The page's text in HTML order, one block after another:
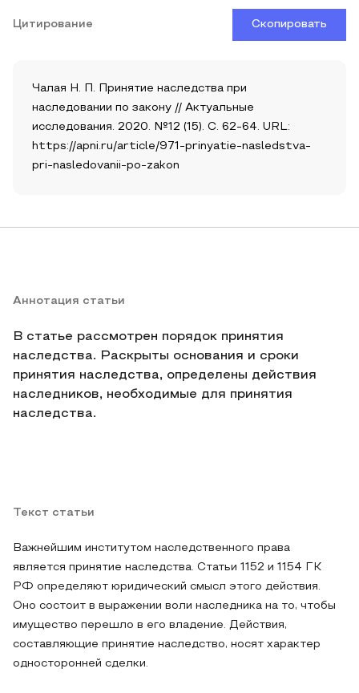
Цитирование Скопировать
Чалая Н. П. Принятие наследства при
наследовании по закону // Актуальные
исследования. 2020. №12 (15). С. 62-64. URL:
https://apni.ru/article/971-prinyatie-nasledstva-
pri-nasledovanii-po-zakon
Аннотация статьи
В статье рассмотрен порядок принятия
наследства. Раскрыты основания и сроки
принятия наследства, определены действия
наследников, необходимые для принятия
наследства.
Текст статьи
Важнейшим институтом наследственного права
является принятие наследства. Статьи 1152 и 1154 ГК
РФ определяют юридический смысл этого действия.
Оно состоит в выражении воли наследника на то, чтобы
имущество перешло в его владение. Действия,
составляющие принятие наследство, носят характер
односторонней сделки.